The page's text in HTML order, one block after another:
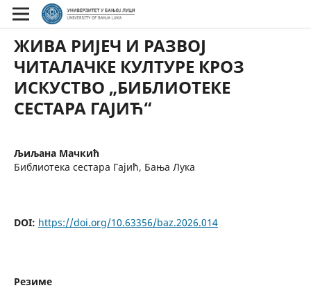
ЖИВА РИЈЕЧ И РАЗВОЈ
ЧИТАЛАЧКЕ КУЛТУРЕ КРОЗ
ИСКУСТВО „БИБЛИОТЕКЕ
СЕСТАРА ГАЈИЋ“
Љиљана Мачкић
Библиотека сестара Гајић, Бања Лука
DOI: https://doi.org/10.63356/baz.2026.014
Резиме